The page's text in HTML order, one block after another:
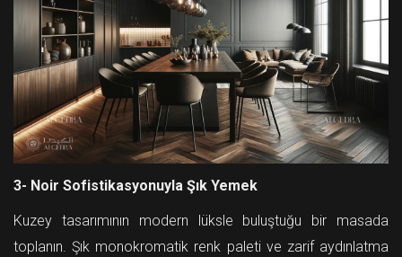
3- Noir Sofistikasyonuyla Şık Yemek
Kuzey tasarımının modern lüksle buluştuğu bir masada
toplanın. Şık monokromatik renk paleti ve zarif aydınlatma